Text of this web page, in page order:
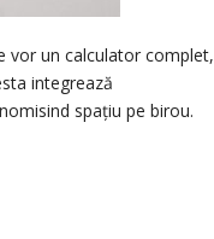
vor un calculator complet,
integrează
spațiu pe birou.